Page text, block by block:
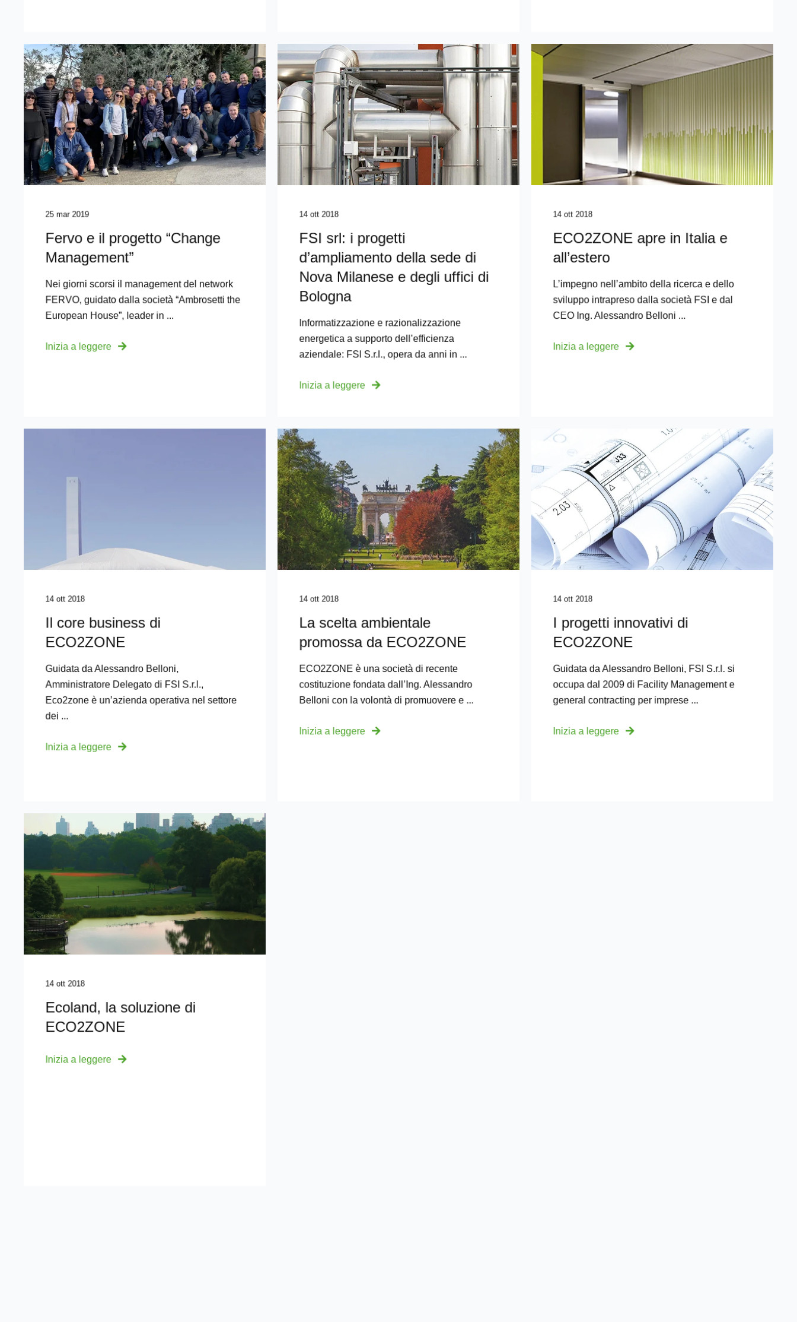
25 mar 2019
Fervo e il progetto “Change
Management”
Nei giorni scorsi il management del network
FERVO, guidato dalla società “Ambrosetti the
European House”, leader in ...
Inizia a leggere
14 ott 2018
FSI srl: i progetti
d’ampliamento della sede di
Nova Milanese e degli uffici di
Bologna
Informatizzazione e razionalizzazione
energetica a supporto dell’efficienza
aziendale: FSI S.r.l., opera da anni in ...
Inizia a leggere
14 ott 2018
ECO2ZONE apre in Italia e
all’estero
L’impegno nell’ambito della ricerca e dello
sviluppo intrapreso dalla società FSI e dal
CEO Ing. Alessandro Belloni ...
Inizia a leggere
14 ott 2018
Il core business di
ECO2ZONE
Guidata da Alessandro Belloni,
Amministratore Delegato di FSI S.r.l.,
Eco2zone è un’azienda operativa nel settore
dei ...
Inizia a leggere
14 ott 2018
La scelta ambientale
promossa da ECO2ZONE
ECO2ZONE è una società di recente
costituzione fondata dall’Ing. Alessandro
Belloni con la volontà di promuovere e ...
Inizia a leggere
14 ott 2018
I progetti innovativi di
ECO2ZONE
Guidata da Alessandro Belloni, FSI S.r.l. si
occupa dal 2009 di Facility Management e
general contracting per imprese ...
Inizia a leggere
14 ott 2018
Ecoland, la soluzione di
ECO2ZONE
Inizia a leggere